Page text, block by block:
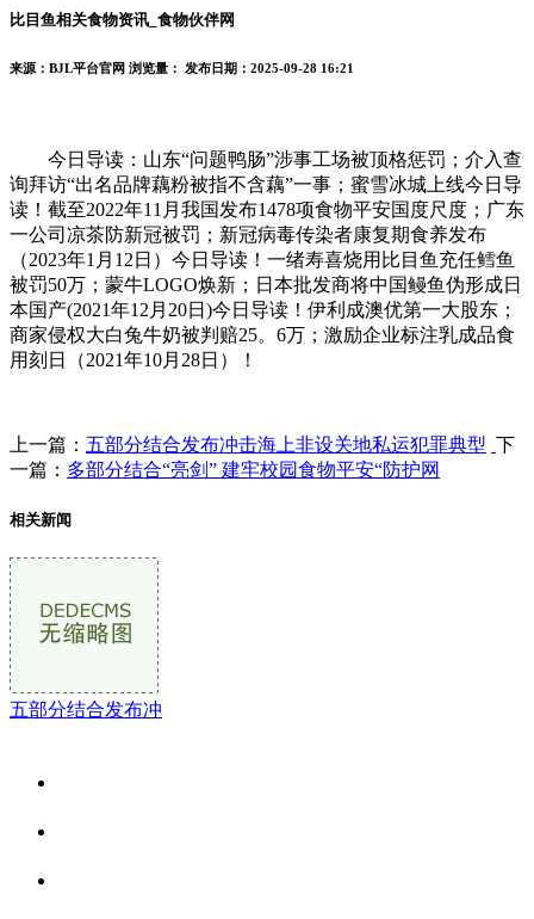
比目鱼相关食物资讯_食物伙伴网
来源：BJL平台官网 浏览量： 发布日期：2025-09-28 16:21
今日导读：山东“问题鸭肠”涉事工场被顶格惩罚；介入查
询拜访“出名品牌藕粉被指不含藕”一事；蜜雪冰城上线今日导
读！截至2022年11月我国发布1478项食物平安国度尺度；广东
一公司凉茶防新冠被罚；新冠病毒传染者康复期食养发布
（2023年1月12日）今日导读！一绪寿喜烧用比目鱼充任鳕鱼
被罚50万；蒙牛LOGO焕新；日本批发商将中国鳗鱼伪形成日
本国产(2021年12月20日)今日导读！伊利成澳优第一大股东；
商家侵权大白兔牛奶被判赔25。6万；激励企业标注乳成品食
用刻日（2021年10月28日）！
上一篇： 五部分结合发布冲击海上非设关地私运犯罪典型 下
一篇： 多部分结合“亮剑” 建牢校园食物平安“防护网
相关新闻
五部分结合发布冲